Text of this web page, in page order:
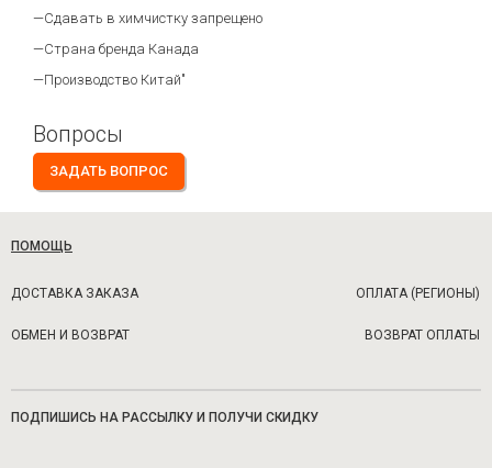
—Сдавать в химчистку запрещено
—Страна бренда Канада
—Производство Китай"
Вопросы
ЗАДАТЬ ВОПРОС
ПОМОЩЬ
ДОСТАВКА ЗАКАЗА ОПЛАТА (РЕГИОНЫ)
ОБМЕН И ВОЗВРАТ ВОЗВРАТ ОПЛАТЫ
ПОДПИШИСЬ НА РАССЫЛКУ И ПОЛУЧИ СКИДКУ